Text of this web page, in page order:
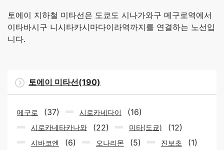
토에이 지하철 미타선은 도쿄도 시나가와구 메구로역에서
이타바시구 니시타카시마다이라역까지를 연결하는 노선입
니다.
토에이 미타선(190)
메구로 (37) 시로카네다이 (16)
시로카네타카나와 (22) 미타(도쿄) (12)
시바코엔 (6) 오나리몬 (5) 진보초 (1)